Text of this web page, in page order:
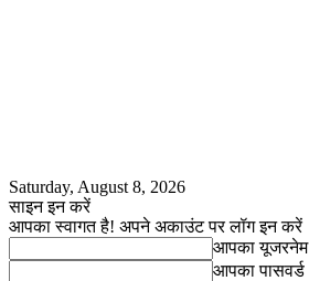
Saturday, August 8, 2026
साइन इन करें
आपका स्वागत है! अपने अकाउंट पर लॉग इन करें
आपका यूजरनेम
आपका पासवर्ड